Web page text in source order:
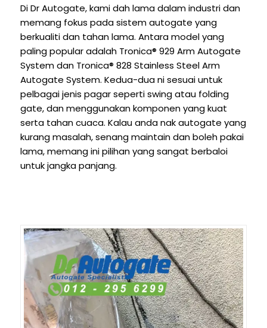
Di Dr Autogate, kami dah lama dalam industri dan
memang fokus pada sistem autogate yang
berkualiti dan tahan lama. Antara model yang
paling popular adalah Tronica® 929 Arm Autogate
System dan Tronica® 828 Stainless Steel Arm
Autogate System. Kedua-dua ni sesuai untuk
pelbagai jenis pagar seperti swing atau folding
gate, dan menggunakan komponen yang kuat
serta tahan cuaca. Kalau anda nak autogate yang
kurang masalah, senang maintain dan boleh pakai
lama, memang ini pilihan yang sangat berbaloi
untuk jangka panjang.